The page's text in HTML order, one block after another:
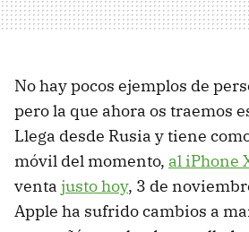
No hay pocos ejemplos de
pero la que ahora os traemos
Llega desde Rusia y tiene
móvil del momento, al iPhone
venta justo hoy, 3 de
Apple ha sufrido cambios a